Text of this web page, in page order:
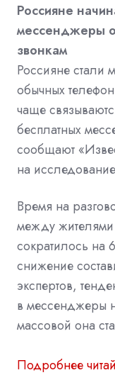
Россияне
мессенджеры
звонкам
Россияне стали
обычных
чаще
бесплатных
сообщают
на
Время на
между
сократилось на
снижение
экспертов,
в мессенджеры
массовой она
Подробнее